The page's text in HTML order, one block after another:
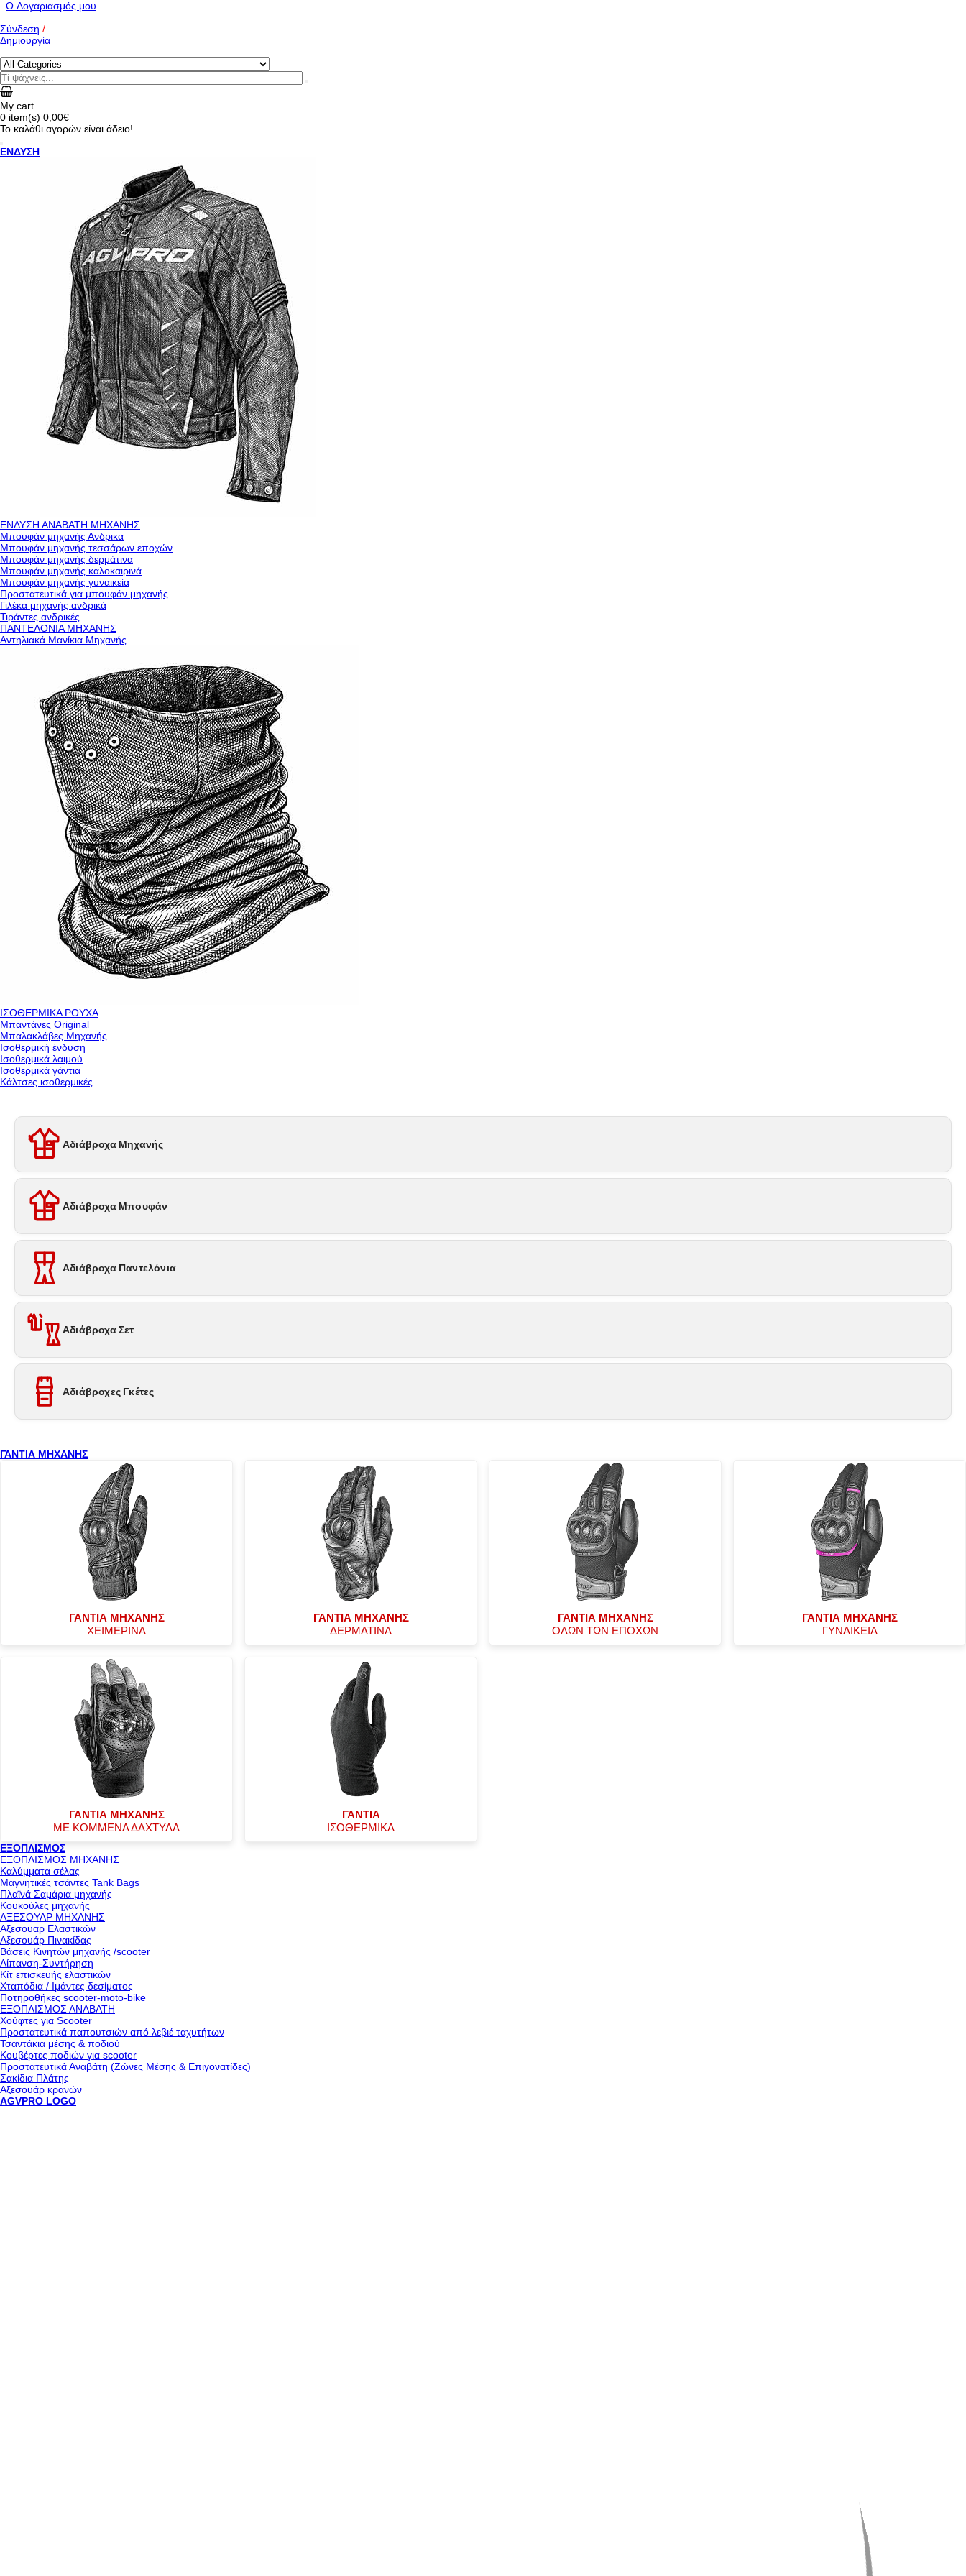
O Λογαριασμός μου
Σύνδεση /
Δημιουργία
My cart
0 item(s) 0,00€
Το καλάθι αγορών είναι άδειο!
ΕΝΔΥΣΗ
ΕΝΔΥΣΗ ΑΝΑΒΑΤΗ ΜΗΧΑΝΗΣ
Μπουφάν μηχανής Ανδρικα
Μπουφάν μηχανής τεσσάρων εποχών
Μπουφάν μηχανής δερμάτινα
Μπουφάν μηχανής καλοκαιρινά
Μπουφάν μηχανής γυναικεία
Προστατευτικά για μπουφάν μηχανής
Γιλέκα μηχανής ανδρικά
Τιράντες ανδρικές
ΠΑΝΤΕΛΟΝΙΑ ΜΗΧΑΝΗΣ
Αντηλιακά Μανίκια Μηχανής
ΙΣΟΘΕΡΜΙΚΑ ΡΟΥΧΑ
Μπαντάνες Original
Μπαλακλάβες Μηχανής
Ισοθερμική ένδυση
Ισοθερμικά λαιμού
Ισοθερμικά γάντια
Κάλτσες ισοθερμικές
Αδιάβροχα Μηχανής
Αδιάβροχα Μπουφάν
Αδιάβροχα Παντελόνια
Αδιάβροχα Σετ
Αδιάβροχες Γκέτες
ΓΑΝΤΙΑ ΜΗΧΑΝΗΣ
ΓΑΝΤΙΑ ΜΗΧΑΝΗΣ
ΧΕΙΜΕΡΙΝΑ
ΓΑΝΤΙΑ ΜΗΧΑΝΗΣ
ΔΕΡΜΑΤΙΝΑ
ΓΑΝΤΙΑ ΜΗΧΑΝΗΣ
ΟΛΩΝ ΤΩΝ ΕΠΟΧΩΝ
ΓΑΝΤΙΑ ΜΗΧΑΝΗΣ
ΓΥΝΑΙΚΕΙΑ
ΓΑΝΤΙΑ ΜΗΧΑΝΗΣ
ΜΕ ΚΟΜΜΕΝΑ ΔΑΧΤΥΛΑ
ΓΑΝΤΙΑ
ΙΣΟΘΕΡΜΙΚΑ
ΕΞΟΠΛΙΣΜΟΣ
ΕΞΟΠΛΙΣΜΟΣ ΜΗΧΑΝΗΣ
Καλύμματα σέλας
Μαγνητικές τσάντες Tank Bags
Πλαϊνά Σαμάρια μηχανής
Κουκούλες μηχανής
ΑΞΕΣΟΥΑΡ ΜΗΧΑΝΗΣ
Αξεσουαρ Ελαστικών
Αξεσουάρ Πινακίδας
Βάσεις Κινητών μηχανής /scooter
Λίπανση-Συντήρηση
Κίτ επισκευής ελαστικών
Χταπόδια / Ιμάντες δεσίματος
Ποτηροθήκες scooter-moto-bike
ΕΞΟΠΛΙΣΜΟΣ ΑΝΑΒΑΤΗ
Χούφτες για Scooter
Προστατευτικά παπουτσιών από λεβιέ ταχυτήτων
Τσαντάκια μέσης & ποδιού
Κουβέρτες ποδιών για scooter
Προστατευτικά Αναβάτη (Ζώνες Μέσης & Επιγονατίδες)
Σακίδια Πλάτης
Αξεσουάρ κρανών
AGVPRO LOGO